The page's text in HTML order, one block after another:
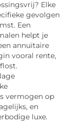
Elke
gevolgen
Een
helpt je
annuïtaire
vooral rente,
vermogen op
en
luxe.